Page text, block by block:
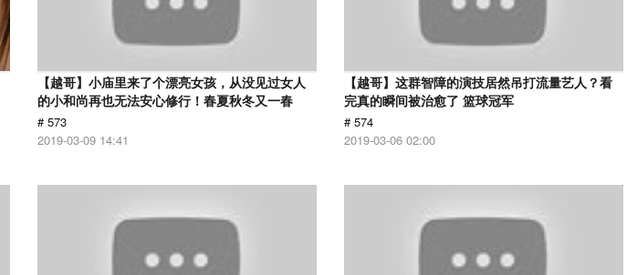
【越哥】小庙里来了个漂亮女孩，从没见过女人
的小和尚再也无法安心修行！春夏秋冬又一春
# 573
2019-03-09 14:41
【越哥】这群智障的演技居然吊打流量艺人？看
完真的瞬间被治愈了 篮球冠军
# 574
2019-03-06 02:00